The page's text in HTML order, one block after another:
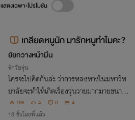
แสดงเฉพาะโปรโมชัน
เกลียดหนูนัก มารักหนูทำไมคะ?
ยัยกวางหน้ามึน
รักวัยรุ่น
ใครจะไปคิดกันล่ะ ว่าการหลงทางในมหาวิท
ยาลัยจะทำให้เกิดเรื่องวุ่นวายมากมายขนาด
นี้?!196 4 0 4
18 ชั่วโมงที่แล้ว